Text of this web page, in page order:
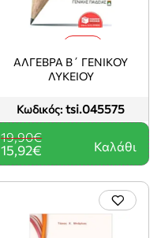
Κωδικός: tsi.045575
ΑΛΓΕΒΡΑ Β΄ ΓΕΝΙΚΟΥ
ΛΥΚΕΙΟΥ
15,92€
19,90€
Καλάθι